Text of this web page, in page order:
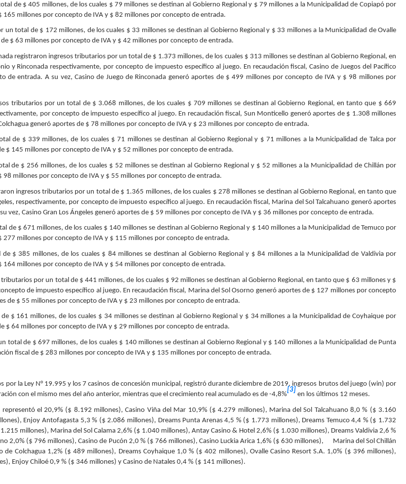
de $ 405 millones, de los cuales $ 79 millones se destinan al Gobierno Regional y $ 79 millones a la Municipalidad de Copiapó por
millones por concepto de IVA y $ 82 millones por concepto de entrada.
total de $ 172 millones, de los cuales $ 33 millones se destinan al Gobierno Regional y $ 33 millones a la Municipalidad de Ovalle
$ 63 millones por concepto de IVA y $ 42 millones por concepto de entrada.
registraron ingresos tributarios por un total de $ 1.373 millones, de los cuales $ 313 millones se destinan al Gobierno Regional, en
y Rinconada respectivamente, por concepto de impuesto específico al juego. En recaudación fiscal, Casino de Juegos del Pacífico
entrada. A su vez, Casino de Juego de Rinconada generó aportes de $ 499 millones por concepto de IVA y $ 98 millones por
tributarios por un total de $ 3.068 millones, de los cuales $ 709 millones se destinan al Gobierno Regional, en tanto que $ 669
por concepto de impuesto específico al juego. En recaudación fiscal, Sun Monticello generó aportes de $ 1.308 millones
generó aportes de $ 78 millones por concepto de IVA y $ 23 millones por concepto de entrada.
de $ 339 millones, de los cuales $ 71 millones se destinan al Gobierno Regional y $ 71 millones a la Municipalidad de Talca por
$ 145 millones por concepto de IVA y $ 52 millones por concepto de entrada.
de $ 256 millones, de los cuales $ 52 millones se destinan al Gobierno Regional y $ 52 millones a la Municipalidad de Chillán por
millones por concepto de IVA y $ 55 millones por concepto de entrada.
ingresos tributarios por un total de $ 1.365 millones, de los cuales $ 278 millones se destinan al Gobierno Regional, en tanto que
respectivamente, por concepto de impuesto específico al juego. En recaudación fiscal, Marina del Sol Talcahuano generó aportes
Casino Gran Los Ángeles generó aportes de $ 59 millones por concepto de IVA y $ 36 millones por concepto de entrada.
de $ 671 millones, de los cuales $ 140 millones se destinan al Gobierno Regional y $ 140 millones a la Municipalidad de Temuco por
millones por concepto de IVA y $ 115 millones por concepto de entrada.
$ 385 millones, de los cuales $ 84 millones se destinan al Gobierno Regional y $ 84 millones a la Municipalidad de Valdivia por
millones por concepto de IVA y $ 54 millones por concepto de entrada.
por un total de $ 441 millones, de los cuales $ 92 millones se destinan al Gobierno Regional, en tanto que $ 63 millones y $
de impuesto específico al juego. En recaudación fiscal, Marina del Sol Osorno generó aportes de $ 127 millones por concepto
de $ 55 millones por concepto de IVA y $ 23 millones por concepto de entrada.
$ 161 millones, de los cuales $ 34 millones se destinan al Gobierno Regional y $ 34 millones a la Municipalidad de Coyhaique por
$ 64 millones por concepto de IVA y $ 29 millones por concepto de entrada.
total de $ 697 millones, de los cuales $ 140 millones se destinan al Gobierno Regional y $ 140 millones a la Municipalidad de Punta
fiscal de $ 283 millones por concepto de IVA y $ 135 millones por concepto de entrada.
la Ley N° 19.995 y los 7 casinos de concesión municipal, registró durante diciembre de 2019, ingresos brutos del juego (win) por
con el mismo mes del año anterior, mientras que el crecimiento real acumulado es de -4,8%
[3]
en los últimos 12 meses.
el 20,9% ($ 8.192 millones), Casino Viña del Mar 10,9% ($ 4.279 millones), Marina del Sol Talcahuano 8,0 % ($ 3.160
Enjoy Antofagasta 5,3 % ($ 2.086 millones), Dreams Punta Arenas 4,5 % ($ 1.773 millones), Dreams Temuco 4,4 % ($ 1.732
millones), Marina del Sol Calama 2,6% ($ 1.040 millones), Antay Casino & Hotel 2,6% ($ 1.030 millones), Dreams Valdivia 2,6 %
2,0% ($ 796 millones), Casino de Pucón 2,0 % ($ 766 millones), Casino Luckia Arica 1,6% ($ 630 millones), Marina del Sol Chillán
Colchagua 1,2% ($ 489 millones), Dreams Coyhaique 1,0 % ($ 402 millones), Ovalle Casino Resort S.A. 1,0% ($ 396 millones),
Enjoy Chiloé 0,9 % ($ 346 millones) y Casino de Natales 0,4 % ($ 141 millones).